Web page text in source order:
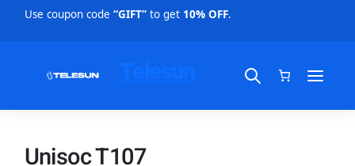
Use coupon code “GIFT”to get 10% OFF.
Unisoc T107